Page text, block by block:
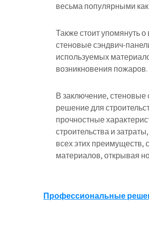
весьма популярными
Также стоит упомянуть
стеновые сэндвич-
используемых
возникновения пожаров.
В заключение, стеновые
решение для
прочностные
строительства и
всех этих преимуществ,
материалов, открывая
Навигация
Профессиональные